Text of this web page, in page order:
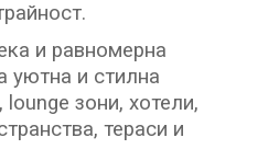
и равномерна
уютна и стилна
зони, хотели,
тераси и